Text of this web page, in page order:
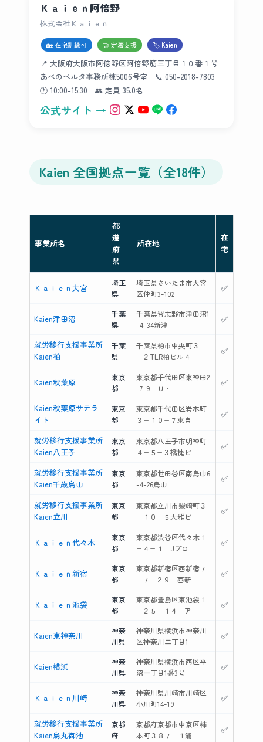
Ｋａｉｅｎ阿倍野
株式会社Ｋａｉｅｎ
🏡 在宅訓練可 🤝 定着支援 🏷 Kaien
📍 大阪府大阪市阿倍野区阿倍野筋三丁目１０番１号
あべのベルタ事務所棟5006号室 📞 050-2018-7803
🕐 10:00-15:30 👥 定員 35.0名
公式サイト →
Kaien 全国拠点一覧（全18件）
事業所名
都
道
府
県
所在地
在
宅
Ｋａｉｅｎ大宮
埼玉
県
埼玉県さいたま市大宮
区仲町3-102
✅
Kaien津田沼
千葉
県
千葉県習志野市津田沼1
-4-34新津
✅
就労移行支援事業所
Kaien柏
千葉
県
千葉県柏市中央町３
−２TLR柏ビル４
✅
Kaien秋葉原
東京
都
東京都千代田区東神田2
-7-9 Ｕ・
✅
Kaien秋葉原サテラ
イト
東京
都
東京都千代田区岩本町
３−１０−７東自
✅
就労移行支援事業所
Kaien八王子
東京
都
東京都八王子市明神町
４−５−３橋捷ビ
✅
就労移行支援事業所
Kaien千歳烏山
東京
都
東京都世田谷区南烏山6
-4-26烏山
✅
就労移行支援事業所
Kaien立川
東京
都
東京都立川市柴崎町３
−１０−５大雅ビ
✅
Ｋａｉｅｎ代々木
東京
都
東京都渋谷区代々木１
−４−１ Jプロ
✅
Ｋａｉｅｎ新宿
東京
都
東京都新宿区西新宿７
−７−２９ 西新
✅
Ｋａｉｅｎ池袋
東京
都
東京都豊島区東池袋１
−２５−１４ ア
✅
Kaien東神奈川
神奈
川県
神奈川県横浜市神奈川
区神奈川二丁目1
✅
Kaien横浜
神奈
川県
神奈川県横浜市西区平
沼一丁目1番3号
✅
Ｋａｉｅｎ川崎
神奈
川県
神奈川県川崎市川崎区
小川町14-19
✅
就労移行支援事業所
Kaien烏丸御池
京都
府
京都府京都市中京区柿
本町３８７−１浦
✅